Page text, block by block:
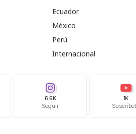
Ecuador
México
Perú
Internacional
6.6K
Seguir
1K